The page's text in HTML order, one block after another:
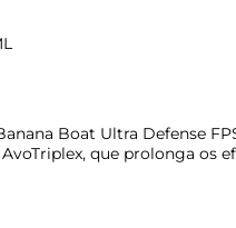
Boat Ultra Defense
que prolonga os